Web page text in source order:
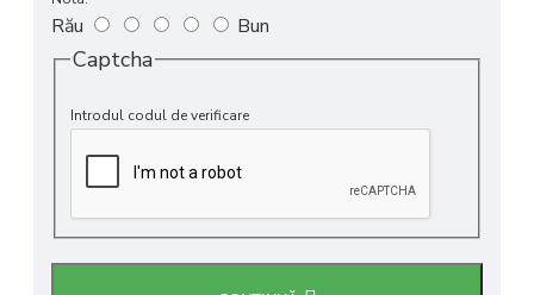
Rău Bun
Captcha
Introdul codul de verificare